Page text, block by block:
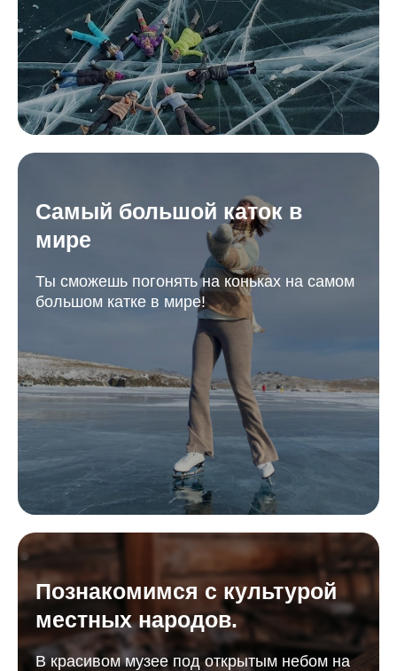
Самый большой каток в
мире
Ты сможешь погонять на коньках на самом
большом катке в мире!
Познакомимся с культурой
местных народов.
В красивом музее под открытым небом на